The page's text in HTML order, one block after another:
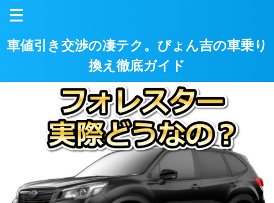
車値引き交渉の凄テク。ぴょん吉の車乗り
換え徹底ガイド